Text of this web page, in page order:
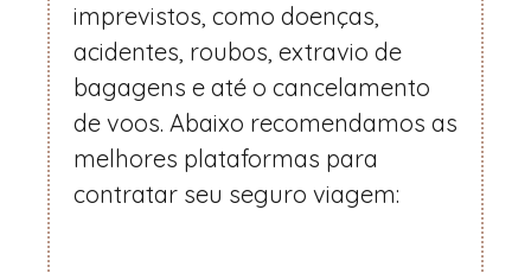
imprevistos, como doenças,
acidentes, roubos, extravio de
bagagens e até o cancelamento
de voos. Abaixo recomendamos as
melhores plataformas para
contratar seu seguro viagem: